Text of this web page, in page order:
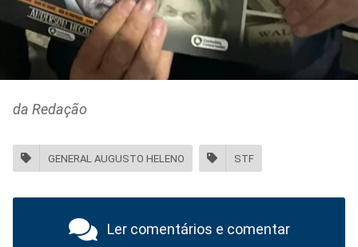
da Redação
GENERAL AUGUSTO HELENO STF
Ler comentários e comentar